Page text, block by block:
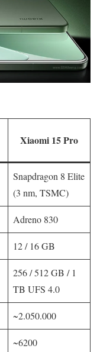
Xiaomi 15 Pro
Snapdragon 8 Elite
(3 nm, TSMC)
Adreno 830
12 / 16 GB
256 / 512 GB / 1
TB UFS 4.0
~2.050.000
~6200